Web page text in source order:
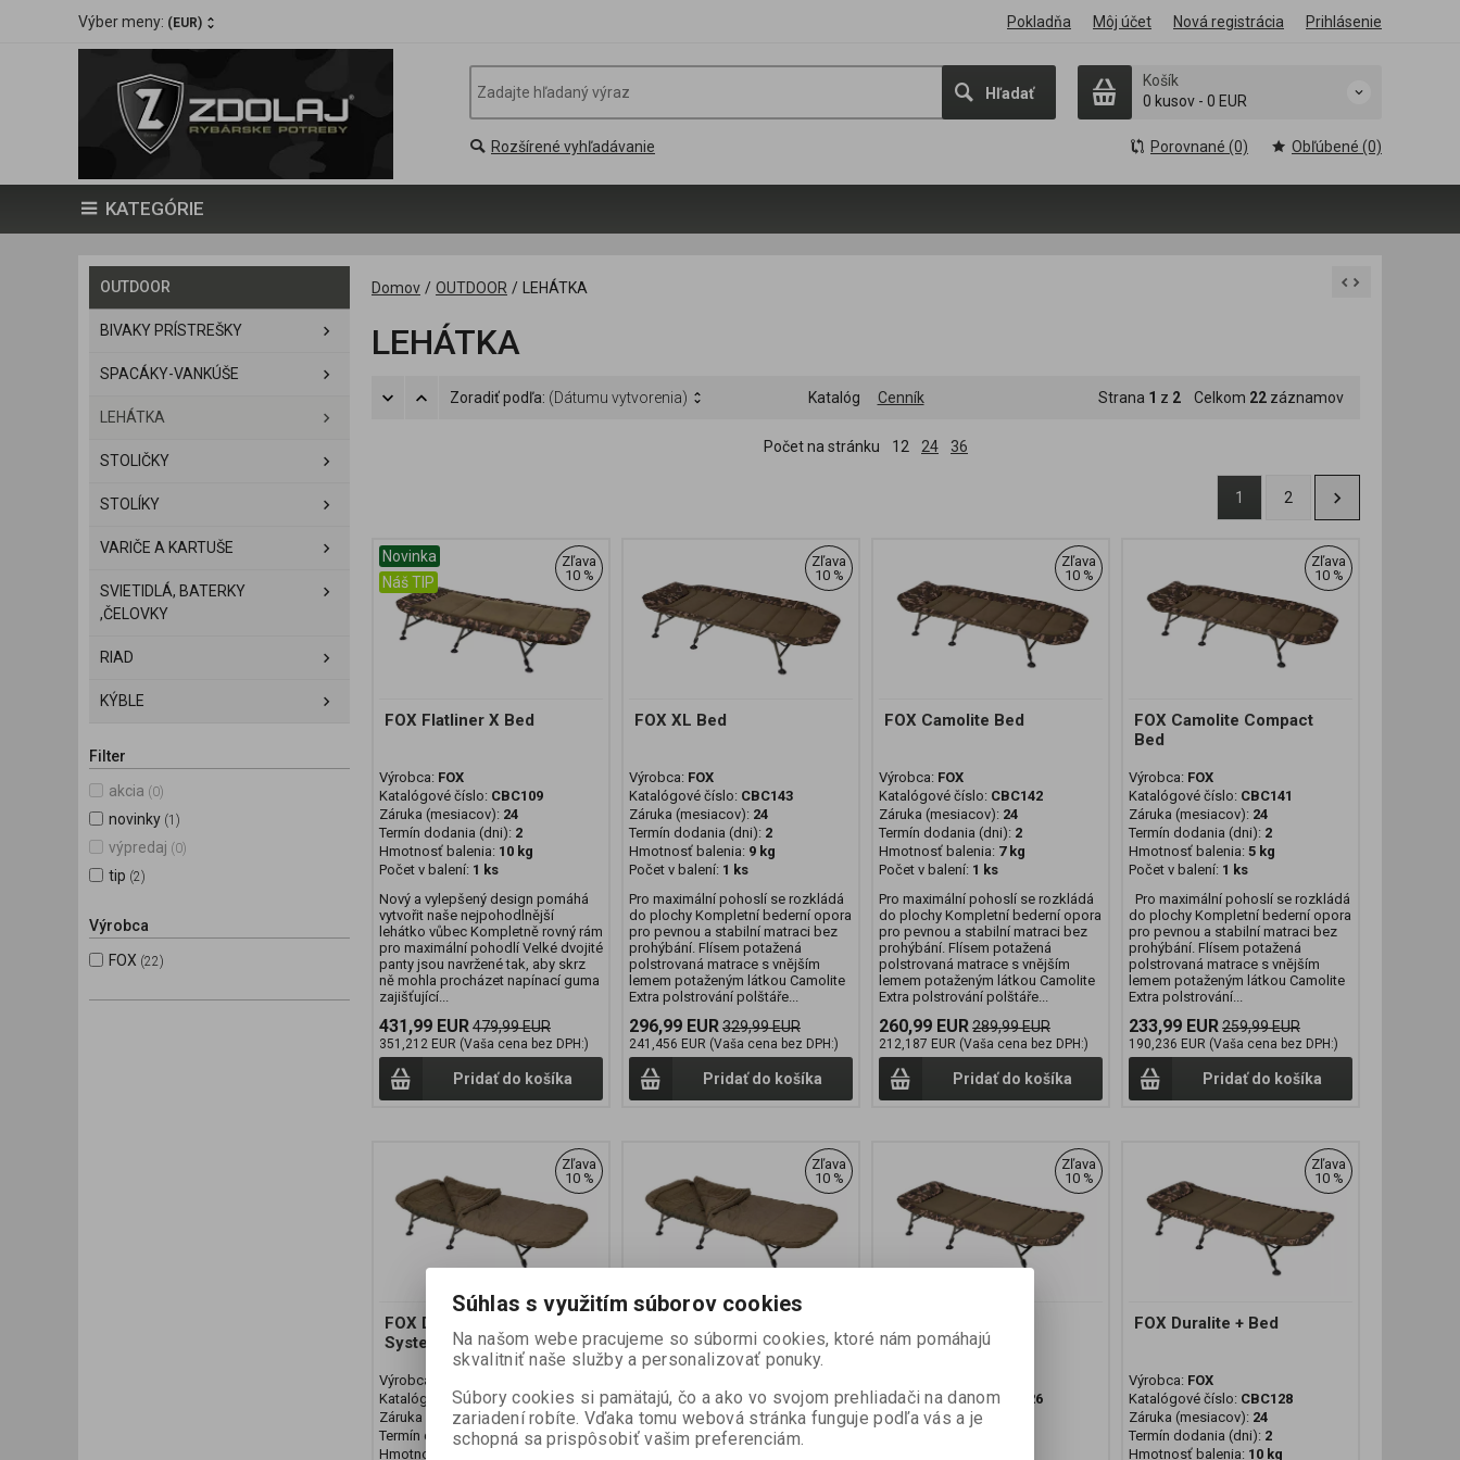
Výber meny: (EUR) Pokladňa Môj účet Nová registrácia Prihlásenie
Hľadať
Košík
0 kusov - 0 EUR
Rozšírené vyhľadávanie Porovnané (0) Obľúbené (0)
KATEGÓRIE
OUTDOOR
BIVAKY PRÍSTREŠKY
SPACÁKY-VANKÚŠE
LEHÁTKA
STOLIČKY
STOLÍKY
VARIČE A KARTUŠE
SVIETIDLÁ, BATERKY
,ČELOVKY
RIAD
KÝBLE
Filter
akcia (0)
novinky (1)
výpredaj (0)
tip (2)
Výrobca
FOX (22)
Domov / OUTDOOR / LEHÁTKA
LEHÁTKA
Zoradiť podľa: (Dátumu vytvorenia) Katalóg Cenník Strana 1 z 2 Celkom 22 záznamov
Počet na stránku 12 24 36
1 2
Novinka
Náš TIP
Zľava
10 %
FOX Flatliner X Bed
Výrobca: FOX
Katalógové číslo: CBC109
Záruka (mesiacov): 24
Termín dodania (dni): 2
Hmotnosť balenia: 10 kg
Počet v balení: 1 ks
Nový a vylepšený design pomáhá
vytvořit naše nejpohodlnější
lehátko vůbec Kompletně rovný rám
pro maximální pohodlí Velké dvojité
panty jsou navržené tak, aby skrz
ně mohla procházet napínací guma
zajišťující...
431,99 EUR479,99 EUR
351,212 EUR (Vaša cena bez DPH:)
Pridať do košíka
Zľava
10 %
FOX XL Bed
Výrobca: FOX
Katalógové číslo: CBC143
Záruka (mesiacov): 24
Termín dodania (dni): 2
Hmotnosť balenia: 9 kg
Počet v balení: 1 ks
Pro maximální pohoslí se rozkládá
do plochy Kompletní bederní opora
pro pevnou a stabilní matraci bez
prohýbání. Flísem potažená
polstrovaná matrace s vnějším
lemem potaženým látkou Camolite
Extra polstrování polštáře...
296,99 EUR329,99 EUR
241,456 EUR (Vaša cena bez DPH:)
Pridať do košíka
Zľava
10 %
FOX Camolite Bed
Výrobca: FOX
Katalógové číslo: CBC142
Záruka (mesiacov): 24
Termín dodania (dni): 2
Hmotnosť balenia: 7 kg
Počet v balení: 1 ks
Pro maximální pohoslí se rozkládá
do plochy Kompletní bederní opora
pro pevnou a stabilní matraci bez
prohýbání. Flísem potažená
polstrovaná matrace s vnějším
lemem potaženým látkou Camolite
Extra polstrování polštáře...
260,99 EUR289,99 EUR
212,187 EUR (Vaša cena bez DPH:)
Pridať do košíka
Zľava
10 %
FOX Camolite Compact
Bed
Výrobca: FOX
Katalógové číslo: CBC141
Záruka (mesiacov): 24
Termín dodania (dni): 2
Hmotnosť balenia: 5 kg
Počet v balení: 1 ks
Pro maximální pohoslí se rozkládá
do plochy Kompletní bederní opora
pro pevnou a stabilní matraci bez
prohýbání. Flísem potažená
polstrovaná matrace s vnějším
lemem potaženým látkou Camolite
Extra polstrování...
233,99 EUR259,99 EUR
190,236 EUR (Vaša cena bez DPH:)
Pridať do košíka
Zľava
10 %
FOX Duralite + All Season
System
Výrobca:
Katalógové číslo:CBC127
Záruka (mesiacov):24
Termín dodania (dni):2
Hmotnosť balenia:
Zľava
10 %
System
Katalógové číslo:CBC125
Záruka (mesiacov):24
Termín dodania (dni):2
Hmotnosť balenia:
Zľava
10 %
Katalógové číslo:CBC126
Záruka (mesiacov):
Zľava
10 %
FOX Duralite + Bed
Výrobca: FOX
Katalógové číslo: CBC128
Záruka (mesiacov): 24
Termín dodania (dni): 2
Hmotnosť balenia: 10 kg
Súhlas s využitím súborov cookies
Na našom webe pracujeme so súbormi cookies, ktoré nám pomáhajú
skvalitniť naše služby a personalizovať ponuky.
Súbory cookies si pamätajú, čo a ako vo svojom prehliadači na danom
zariadení robíte. Vďaka tomu webová stránka funguje podľa vás a je
schopná sa prispôsobiť vašim preferenciám.